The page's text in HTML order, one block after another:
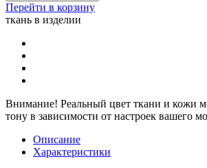
Перейти в корзину
ткань в изделии
Внимание! Реальный цвет ткани и кожи
тону в зависимости от настроек вашего
Описание
Характеристики